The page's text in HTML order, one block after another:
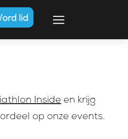
lid
Inside en krijg
op onze events.